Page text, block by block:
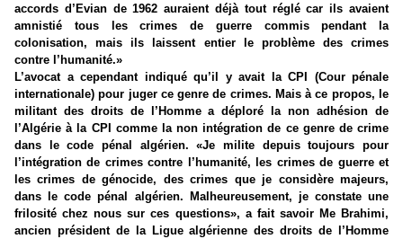
accords d’Evian de 1962 auraient déjà tout réglé car ils avaient
amnistié tous les crimes de guerre commis pendant la
colonisation, mais ils laissent entier le problème des crimes
contre l’humanité.»
L’avocat a cependant indiqué qu’il y avait la CPI (Cour pénale
internationale) pour juger ce genre de crimes. Mais à ce propos, le
militant des droits de l’Homme a déploré la non adhésion de
l’Algérie à la CPI comme la non intégration de ce genre de crime
dans le code pénal algérien. «Je milite depuis toujours pour
l’intégration de crimes contre l’humanité, les crimes de guerre et
les crimes de génocide, des crimes que je considère majeurs,
dans le code pénal algérien. Malheureusement, je constate une
frilosité chez nous sur ces questions», a fait savoir Me Brahimi,
ancien président de la Ligue algérienne des droits de l’Homme